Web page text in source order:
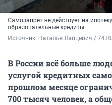
Самозапрет не действует на
образовательные кредиты
Источник: Наталья Лапцевич /
В России всё больше
услугой кредитных
прошлом месяце
700 тысяч человек, а